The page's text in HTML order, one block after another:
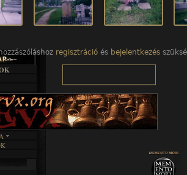
regisztráció és bejelentkezés